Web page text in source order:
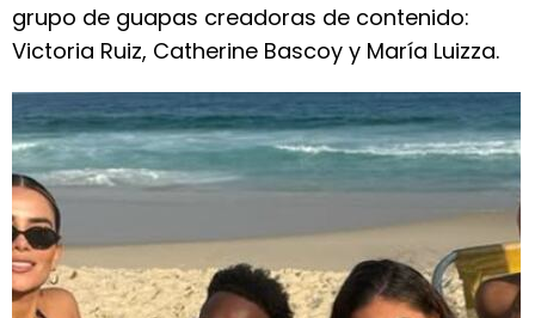
grupo de guapas creadoras de contenido:
Victoria Ruiz, Catherine Bascoy y María Luizza.